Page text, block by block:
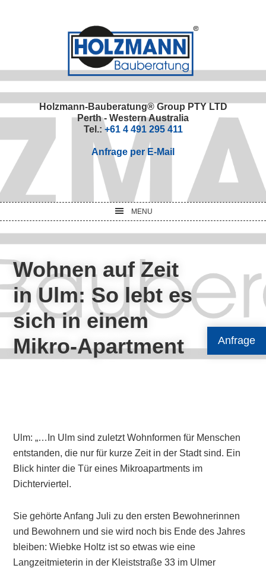
Anfrage
Holzmann-Bauberatung® Group PTY LTD
Perth - Western Australia
Tel.: +61 4 491 295 411
Anfrage per E-Mail
MENU
Wohnen auf Zeit
in Ulm: So lebt es
sich in einem
Mikro-Apartment
Ulm: „…In Ulm sind zuletzt Wohnformen für Menschen
entstanden, die nur für kurze Zeit in der Stadt sind. Ein
Blick hinter die Tür eines Mikroapartments im
Dichterviertel.
Sie gehörte Anfang Juli zu den ersten Bewohnerinnen
und Bewohnern und sie wird noch bis Ende des Jahres
bleiben: Wiebke Holtz ist so etwas wie eine
Langzeitmieterin in der Kleiststraße 33 im Ulmer